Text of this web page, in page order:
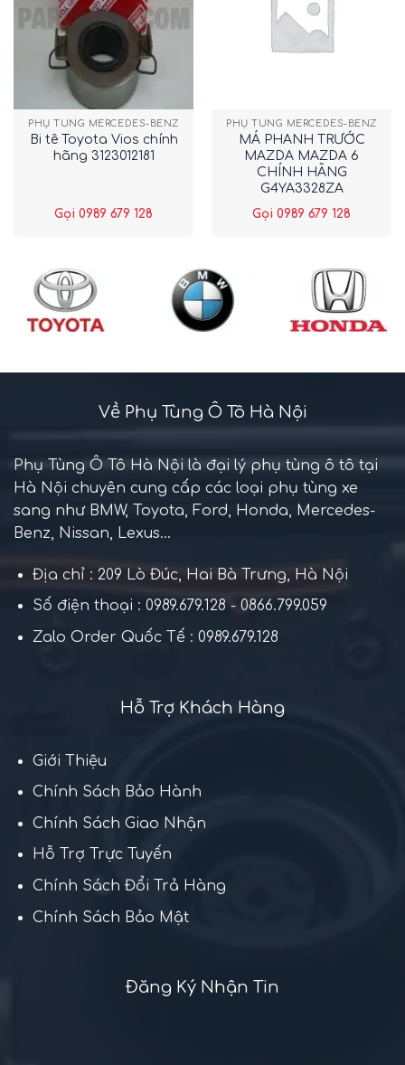
PHỤ TÙNG MERCEDES-BENZ
Bi tê Toyota Vios chính
hãng 3123012181
Gọi 0989 679 128
PHỤ TÙNG MERCEDES-BENZ
MÁ PHANH TRƯỚC
MAZDA MAZDA 6
CHÍNH HÃNG
G4YA3328ZA
Gọi 0989 679 128
Về Phụ Tùng Ô Tô Hà Nội
Phụ Tùng Ô Tô Hà Nội là đại lý phụ tùng ô tô tại
Hà Nội chuyên cung cấp các loại phụ tùng xe
sang như BMW, Toyota, Ford, Honda, Mercedes-
Benz, Nissan, Lexus...
Địa chỉ : 209 Lò Đúc, Hai Bà Trưng, Hà Nội
Số điện thoại : 0989.679.128 - 0866.799.059
Zalo Order Quốc Tế : 0989.679.128
Hỗ Trợ Khách Hàng
Giới Thiệu
Chính Sách Bảo Hành
Chính Sách Giao Nhận
Hỗ Trợ Trực Tuyến
Chính Sách Đổi Trả Hàng
Chính Sách Bảo Mật
Đăng Ký Nhận Tin